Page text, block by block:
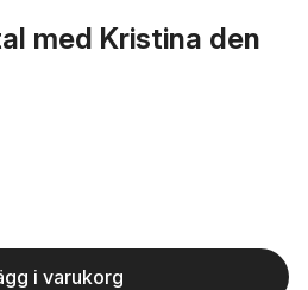
med Kristina den
röster:
i varukorg